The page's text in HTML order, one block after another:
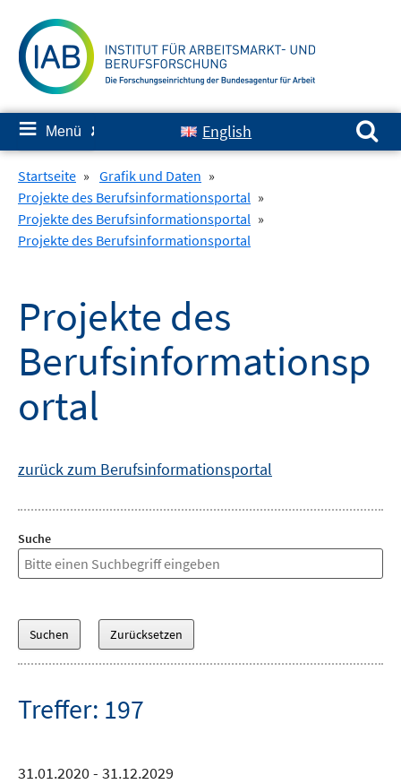
zum
Inhalt
≡ Menü ✘ English
Suchen nach:
Startseite » Grafik und Daten »
Projekte des Berufsinformationsportal »
Projekte des Berufsinformationsportal »
Projekte des Berufsinformationsportal
Projekte des
Berufsinformationsp
ortal
zurück zum Berufsinformationsportal
Suche
Treffer: 197
31.01.2020 - 31.12.2029